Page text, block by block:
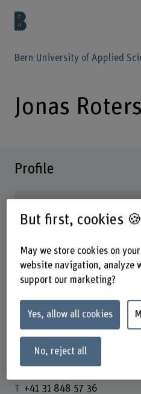
Bern University of Applied
Jonas Roters
Profile
Co-Leitung AA
Contact
+41 31 848 57 36
But first, cookies 🍪
May we store cookies on
website navigation, analyze
support our marketing?
Yes, allow all cookies
No, reject all